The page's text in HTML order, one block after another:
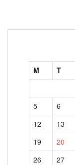
M
T
5
6
12
13
19
20
26
27